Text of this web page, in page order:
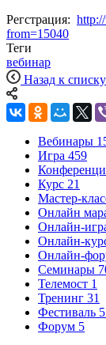
Регстрация:
from=15040
Теги
вебинар
Назад к списку
Вебинары
Игра 459
Курс 21
Мастер-
Онлайн
Онлайн-
Онлайн-
Онлайн-
Семинары
Телемост 1
Тренинг 31
Фестиваль
Форум 5